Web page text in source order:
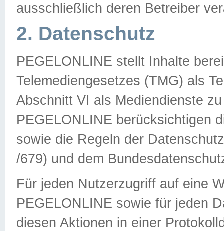
ausschließlich deren Betreiber
2. Datenschutz
PEGELONLINE stellt Inhalte
Telemediengesetzes (TMG) als
Abschnitt VI als Mediendienste
PEGELONLINE berücksichtigen
sowie die Regeln der
/679) und dem
Für jeden Nutzerzugriff auf eine
PEGELONLINE sowie für jeden
diesen Aktionen in einer